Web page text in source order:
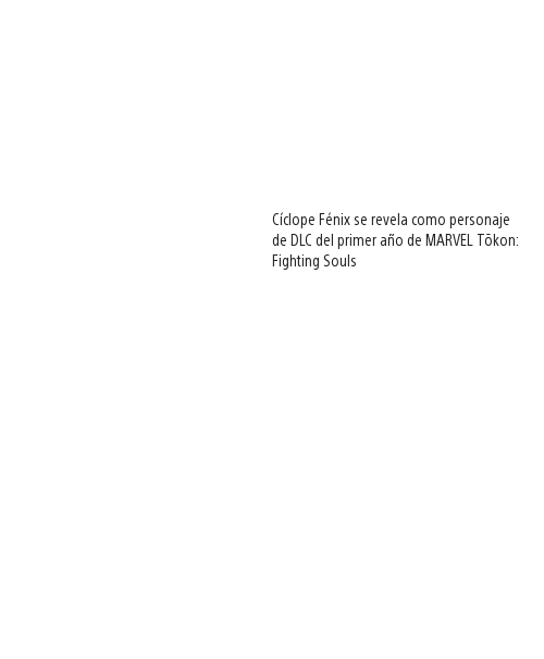
Cíclope Fénix se revela como personaje
de DLC del primer año de MARVEL Tōkon:
Fighting Souls